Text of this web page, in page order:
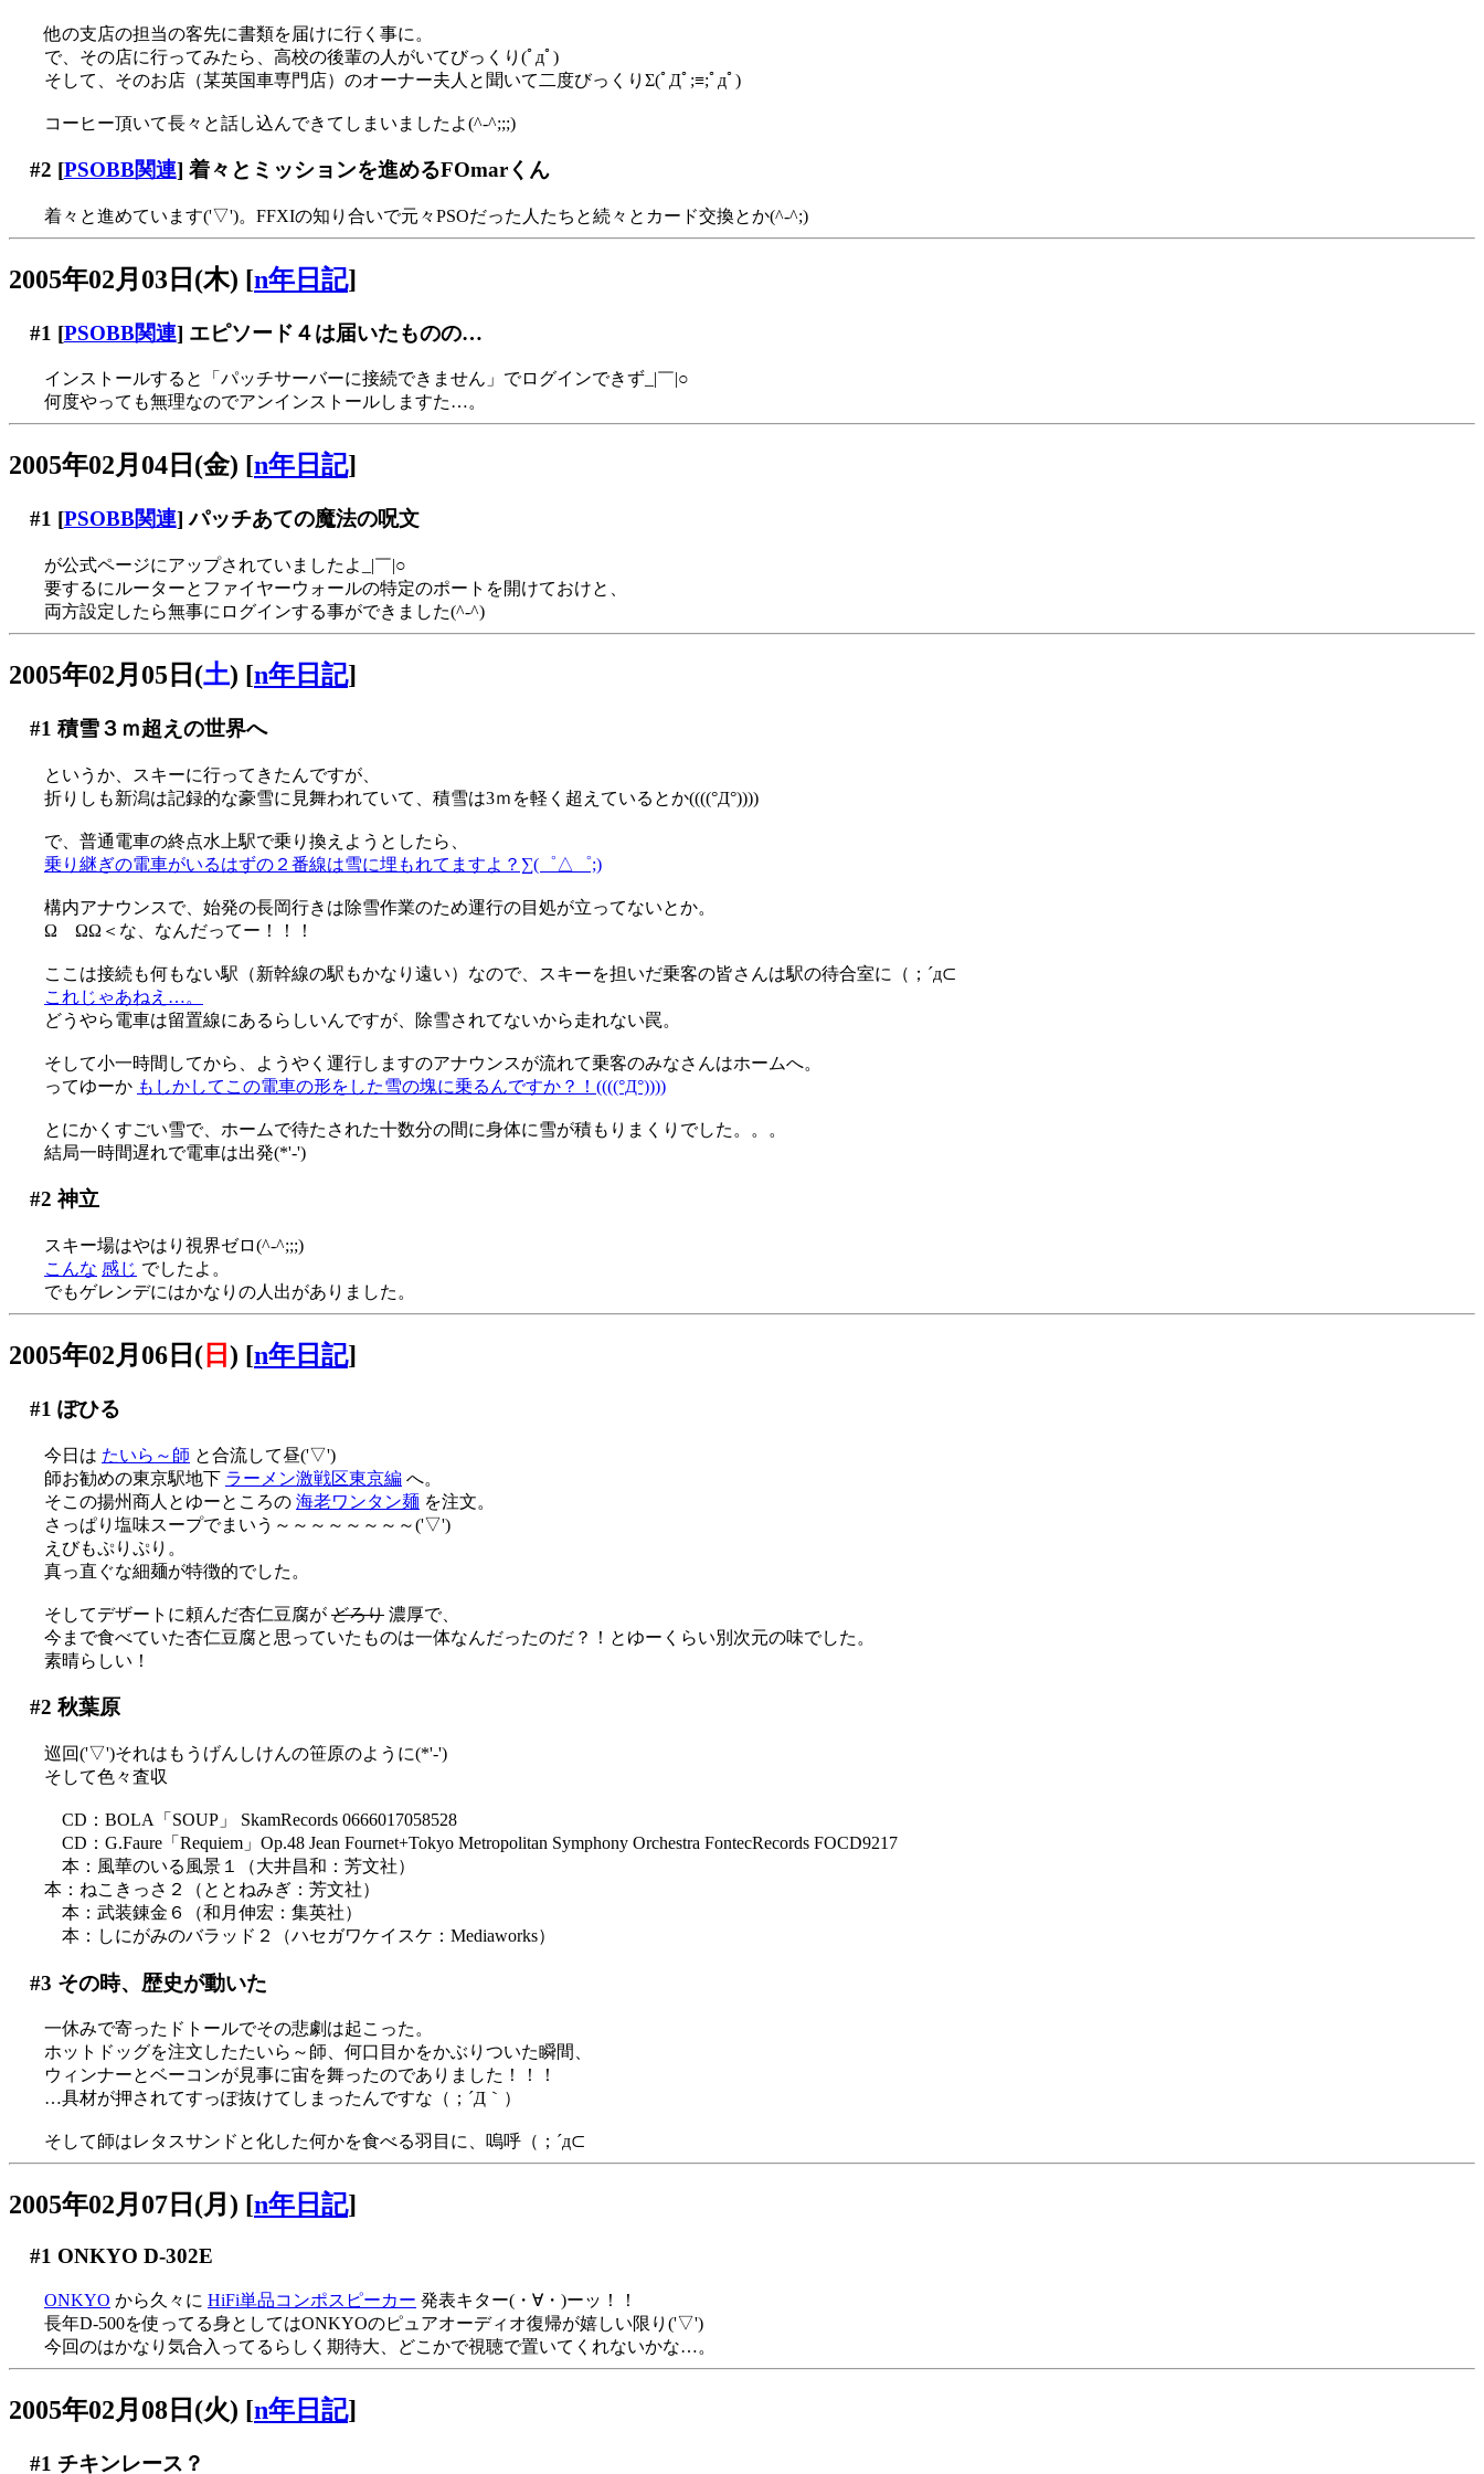
他の支店の担当の客先に書類を届けに行く事に。
で、その店に行ってみたら、高校の後輩の人がいてびっくり(ﾟдﾟ)
そして、そのお店（某英国車専門店）のオーナー夫人と聞いて二度びっくりΣ(ﾟДﾟ;≡;ﾟдﾟ)
コーヒー頂いて長々と話し込んできてしまいましたよ(^-^;;;)
#2 [PSOBB関連] 着々とミッションを進めるFOmarくん
着々と進めています('▽')。FFXIの知り合いで元々PSOだった人たちと続々とカード交換とか(^-^;)
2005年02月03日(木) [n年日記]
#1 [PSOBB関連] エピソード４は届いたものの…
インストールすると「パッチサーバーに接続できません」でログインできず_|￣|○
何度やっても無理なのでアンインストールしますた…。
2005年02月04日(金) [n年日記]
#1 [PSOBB関連] パッチあての魔法の呪文
が公式ページにアップされていましたよ_|￣|○
要するにルーターとファイヤーウォールの特定のポートを開けておけと、
両方設定したら無事にログインする事ができました(^-^)
2005年02月05日(土) [n年日記]
#1 積雪３ｍ超えの世界へ
というか、スキーに行ってきたんですが、
折りしも新潟は記録的な豪雪に見舞われていて、積雪は3ｍを軽く超えているとか((((°Д°))))
で、普通電車の終点水上駅で乗り換えようとしたら、
乗り継ぎの電車がいるはずの２番線は雪に埋もれてますよ？∑(゜△゜;)
構内アナウンスで、始発の長岡行きは除雪作業のため運行の目処が立ってないとか。
Ω ΩΩ＜な、なんだってー！！！
ここは接続も何もない駅（新幹線の駅もかなり遠い）なので、スキーを担いだ乗客の皆さんは駅の待合室に（；´д⊂
これじゃあねえ…。
どうやら電車は留置線にあるらしいんですが、除雪されてないから走れない罠。
そして小一時間してから、ようやく運行しますのアナウンスが流れて乗客のみなさんはホームへ。
ってゆーか もしかしてこの電車の形をした雪の塊に乗るんですか？！((((°Д°))))
とにかくすごい雪で、ホームで待たされた十数分の間に身体に雪が積もりまくりでした。。。
結局一時間遅れで電車は出発(*'-')
#2 神立
スキー場はやはり視界ゼロ(^-^;;;)
こんな 感じ でしたよ。
でもゲレンデにはかなりの人出がありました。
2005年02月06日( 日 ) [n年日記]
#1 ぽひる
今日は たいら～師 と合流して昼('▽')
師お勧めの東京駅地下 ラーメン激戦区東京編 へ。
そこの揚州商人とゆーところの 海老ワンタン麺 を注文。
さっぱり塩味スープでまいう～～～～～～～～('▽')
えびもぷりぷり。
真っ直ぐな細麺が特徴的でした。
そしてデザートに頼んだ杏仁豆腐が どろり 濃厚で、
今まで食べていた杏仁豆腐と思っていたものは一体なんだったのだ？！とゆーくらい別次元の味でした。
素晴らしい！
#2 秋葉原
巡回('▽')それはもうげんしけんの笹原のように(*'-')
そして色々査収
CD：BOLA「SOUP」 SkamRecords 0666017058528
CD：G.Faure「Requiem」Op.48 Jean Fournet+Tokyo Metropolitan Symphony Orchestra FontecRecords FOCD9217
本：風華のいる風景１（大井昌和：芳文社）
本：ねこきっさ２（ととねみぎ：芳文社）
本：武装錬金６（和月伸宏：集英社）
本：しにがみのバラッド２（ハセガワケイスケ：Mediaworks）
#3 その時、歴史が動いた
一休みで寄ったドトールでその悲劇は起こった。
ホットドッグを注文したたいら～師、何口目かをかぶりついた瞬間、
ウィンナーとベーコンが見事に宙を舞ったのでありました！！！
…具材が押されてすっぽ抜けてしまったんですな（；´Д｀）
そして師はレタスサンドと化した何かを食べる羽目に、嗚呼（；´д⊂
2005年02月07日(月) [n年日記]
#1 ONKYO D-302E
ONKYO から久々に HiFi単品コンポスピーカー 発表キター(・∀・)ーッ！！
長年D-500を使ってる身としてはONKYOのピュアオーディオ復帰が嬉しい限り('▽')
今回のはかなり気合入ってるらしく期待大、どこかで視聴で置いてくれないかな…。
2005年02月08日(火) [n年日記]
#1 チキンレース？